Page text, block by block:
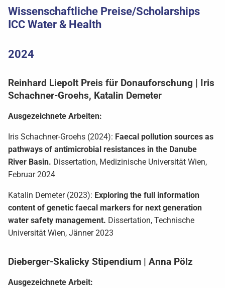
Wissenschaftliche Preise/Scholarships
ICC Water & Health
2024
Reinhard Liepolt Preis für Donauforschung | Iris
Schachner-Groehs, Katalin Demeter
Ausgezeichnete Arbeiten:
Iris Schachner-Groehs (2024): Faecal pollution sources as
pathways of antimicrobial resistances in the Danube
River Basin. Dissertation, Medizinische Universität Wien,
Februar 2024
Katalin Demeter (2023): Exploring the full information
content of genetic faecal markers for next generation
water safety management. Dissertation, Technische
Universität Wien, Jänner 2023
Dieberger-Skalicky Stipendium | Anna Pölz
Ausgezeichnete Arbeit: